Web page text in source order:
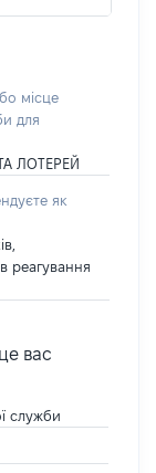
місце
для
ЛОТЕРЕЙ
як
реагування
вас
служби